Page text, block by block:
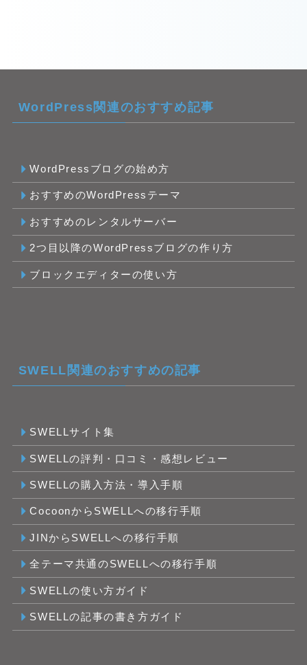
WordPress関連のおすすめ記事
WordPressブログの始め方
おすすめのWordPressテーマ
おすすめのレンタルサーバー
2つ目以降のWordPressブログの作り方
ブロックエディターの使い方
SWELL関連のおすすめの記事
SWELLサイト集
SWELLの評判・口コミ・感想レビュー
SWELLの購入方法・導入手順
CocoonからSWELLへの移行手順
JINからSWELLへの移行手順
全テーマ共通のSWELLへの移行手順
SWELLの使い方ガイド
SWELLの記事の書き方ガイド